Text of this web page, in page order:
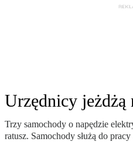
Urzędnicy jeżdżą
Trzy samochody o napędzie
ratusz. Samochody służą do